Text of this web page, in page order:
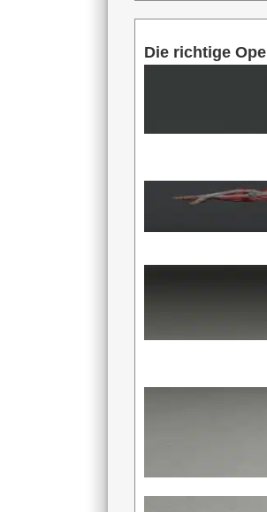
Die richtige